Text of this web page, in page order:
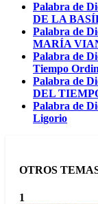
Palabra de
DE LA
Palabra de
MARÍA
Palabra de
Tiempo
Palabra de
DEL
Palabra de
Ligorio
OTROS
1